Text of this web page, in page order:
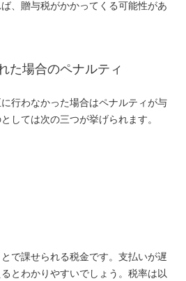
、贈与税がかかってくる可能性があ
た場合のペナルティ
行わなかった場合はペナルティが与
しては次の三つが挙げられます。
で課せられる税金です。支払いが遅
とわかりやすいでしょう。税率は以